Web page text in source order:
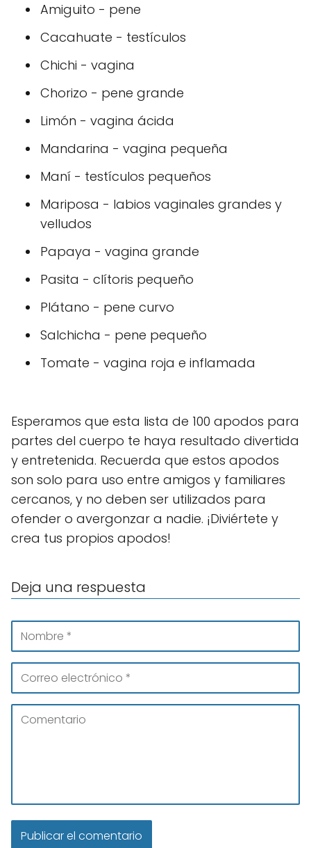
Amiguito - pene
Cacahuate - testículos
Chichi - vagina
Chorizo - pene grande
Limón - vagina ácida
Mandarina - vagina pequeña
Maní - testículos pequeños
Mariposa - labios vaginales grandes y
velludos
Papaya - vagina grande
Pasita - clítoris pequeño
Plátano - pene curvo
Salchicha - pene pequeño
Tomate - vagina roja e inflamada
Esperamos que esta lista de 100 apodos para
partes del cuerpo te haya resultado divertida
y entretenida. Recuerda que estos apodos
son solo para uso entre amigos y familiares
cercanos, y no deben ser utilizados para
ofender o avergonzar a nadie. ¡Diviértete y
crea tus propios apodos!
Deja una respuesta